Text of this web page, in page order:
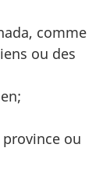
comme
ou des
province ou